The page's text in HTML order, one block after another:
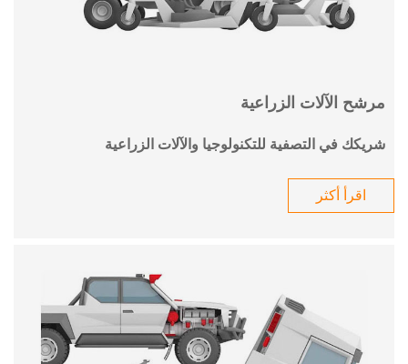
مرشح الآلات الزراعية
شريكك في التصفية للتكنولوجيا والآلات الزراعية
اقرأ أكثر